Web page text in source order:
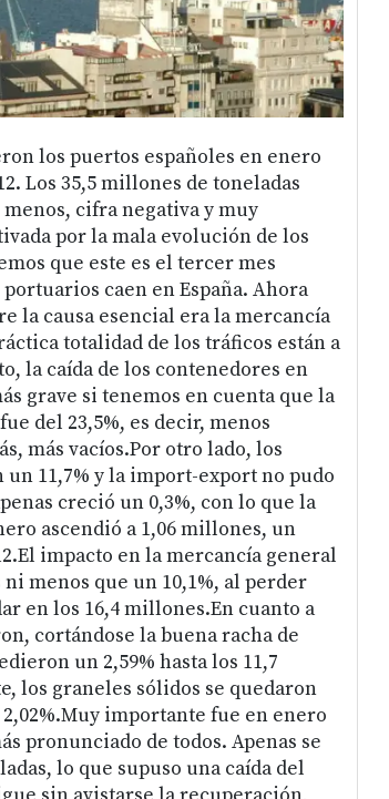
los puertos españoles en enero
Los 35,5 millones de toneladas
cifra negativa y muy
por la mala evolución de los
que este es el tercer mes
caen en España. Ahora
la causa esencial era la mercancía
totalidad de los tráficos están a
la caída de los contenedores en
grave si tenemos en cuenta que la
del 23,5%, es decir, menos
más vacíos.Por otro lado, los
11,7% y la import-export no pudo
creció un 0,3%, con lo que la
ascendió a 1,06 millones, un
impacto en la mercancía general
menos que un 10,1%, al perder
en los 16,4 millones.En cuanto a
cortándose la buena racha de
un 2,59% hasta los 11,7
los graneles sólidos se quedaron
importante fue en enero
pronunciado de todos. Apenas se
lo que supuso una caída del